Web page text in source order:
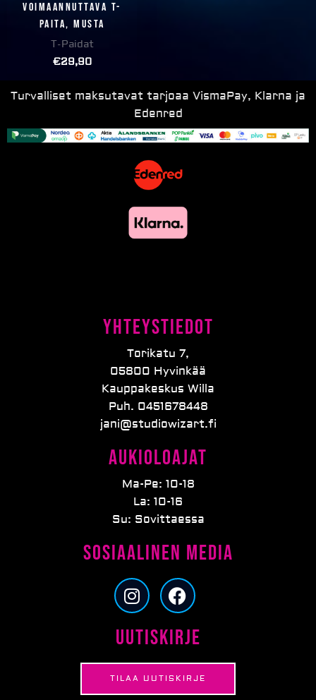
Voimaannuttava T-
paita, musta
T-Paidat
€29,90
Turvalliset maksutavat tarjoaa VismaPay, Klarna ja
Edenred
Yhteystiedot
Torikatu 7,
05800 Hyvinkää
Kauppakeskus Willa
Puh. 0451678448
jani@studiowizart.fi
Aukioloajat
Ma-Pe: 10-18
La: 10-16
Su: Sovittaessa
Sosiaalinen media
I
n
t
a
g
r
F
a
e
b
o
o
Uutiskirje
TILAA UUTISKIRJE